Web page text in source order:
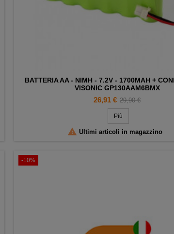
BATTERIA AA - NIMH - 7.2V - 1700MAH +
VISONIC GP130AAM6BMX
Prezzo
26,91 € Prezzo
base
29,90 €
Più
 Ultimi articoli in magazzino
-10%